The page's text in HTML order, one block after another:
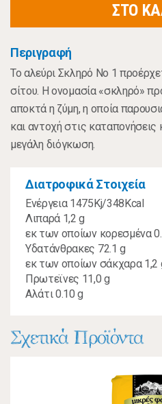
ΣΤΟ
Περιγραφή
Το αλεύρι Σκληρό Νο 1
σίτου. Η ονομασία «σκληρό»
αποκτά η ζύμη, η οποία
και αντοχή στις καταπονήσεις
μεγάλη διόγκωση.
Διατροφικά Στοιχεία
Ενέργεια 1475Kj/348Kcal
Λιπαρά 1,2 g
εκ των οποίων κορεσμένα
Υδατάνθρακες 72.1 g
εκ των οποίων σάκχαρα 1,2
Πρωτεϊνες 11,0 g
Αλάτι 0.10 g
Σχετικά Προϊόντα